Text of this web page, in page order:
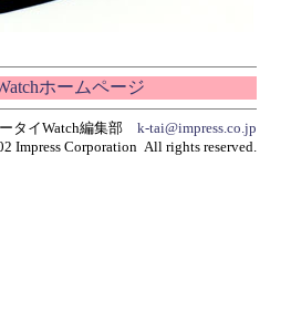
ホームページ
タイWatch編集部 k-tai@impress.co.jp
Impress Corporation All rights reserved.